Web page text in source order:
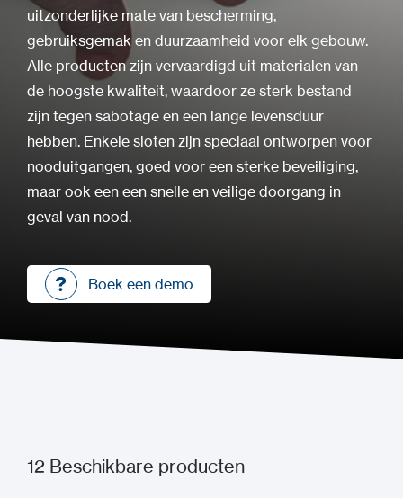
uitzonderlijke mate van bescherming,
gebruiksgemak en duurzaamheid voor elk gebouw.
Alle producten zijn vervaardigd uit materialen van
de hoogste kwaliteit, waardoor ze sterk bestand
zijn tegen sabotage en een lange levensduur
hebben. Enkele sloten zijn speciaal ontworpen voor
nooduitgangen, goed voor een sterke beveiliging,
maar ook een een snelle en veilige doorgang in
geval van nood.
Boek een demo
12 Beschikbare producten